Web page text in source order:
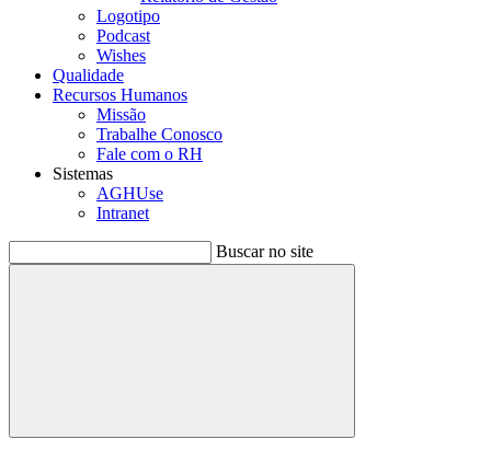
Logotipo
Podcast
Wishes
Qualidade
Recursos Humanos
Missão
Trabalhe Conosco
Fale com o RH
Sistemas
AGHUse
Intranet
Buscar no site
Buscar